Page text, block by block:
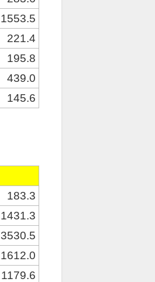
1553.5
221.4
195.8
439.0
145.6
183.3
1431.3
3530.5
1612.0
1179.6